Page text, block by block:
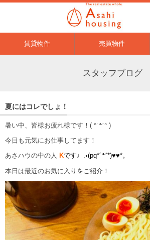
賃貸物件 売買物件
スタッフブログ
夏にはコレでしょ！
暑い中、皆様お疲れ様です！( ᐢ˙꒳​˙ᐢ )
今日も元気にお仕事してます！
あさハウの中の人 Kです♩.◦(pq*´꒳`*)♥♥*。
本日は最近のお気に入りをご紹介！